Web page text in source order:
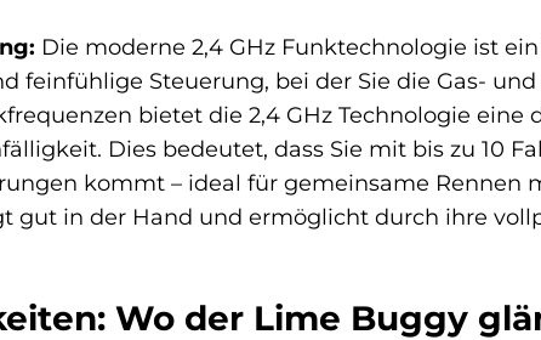
Die moderne 2,4 GHz Funktechnologie ist
feinfühlige Steuerung, bei der Sie die Gas-
bietet die 2,4 GHz Technologie
Dies bedeutet, dass Sie mit bis zu 10
kommt – ideal für gemeinsame Rennen
gut in der Hand und ermöglicht durch ihre
Wo der Lime Buggy